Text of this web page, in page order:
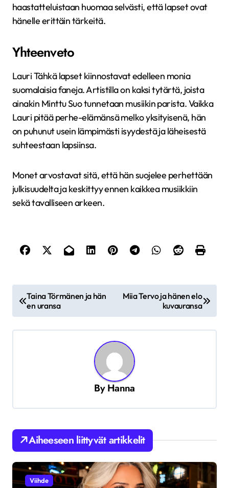
haastatteluistaan huomaa selvästi, että lapset ovat
hänelle erittäin tärkeitä.
Yhteenveto
Lauri Tähkä lapset kiinnostavat edelleen monia
suomalaisia faneja. Artistilla on kaksi tytärtä, joista
ainakin Minttu Suo tunnetaan musiikin parista. Vaikka
Lauri pitää perhe-elämänsä melko yksityisenä, hän
on puhunut usein lämpimästi isyydestä ja läheisestä
suhteestaan lapsiinsa.
Monet arvostavat sitä, että hän suojelee perhettään
julkisuudelta ja keskittyy ennen kaikkea musiikkiin
sekä tavalliseen arkeen.
t
l
i
e
n
s
Taina Törmänen ja hän
en uransa
Miia Tervo ja hänen elo
kuvauransa
ByHanna
Aiheeseen liittyvät artikkelit
Viihde